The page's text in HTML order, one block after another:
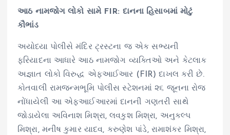
આઠ નામજોગ લોકો સામે FIR: દાનના હિસાબમાં મોટું
કૌભાંડ
અયોધ્યા પોલીસે મંદિર ટ્રસ્ટના જ એક સભ્યની
ફરિયાદના આધારે આઠ નામજોગ વ્યક્તિઓ અને કેટલાક
અજ્ઞાત લોકો વિરુદ્ધ એફઆઈઆર (FIR) દાખલ કરી છે.
કોતવાલી રામજન્મભૂમિ પોલીસ સ્ટેશનમાં ૨૬ જૂનના રોજ
નોંધાયેલી આ એફઆઈઆરમાં દાનની ગણતરી સાથે
જોડાયેલા અવિનાશ મિશ્રા, લવકુશ મિશ્રા, અનુકલ્પ
મિશ્રા, મનીષ કુમાર યાદવ, કરુણેશ પાંડે, રામાશંકર મિશ્રા,